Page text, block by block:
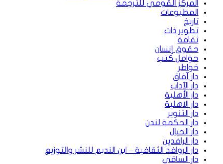
المركز القومي للترجمة
المطبوعات
تاريخ
تطوير ذات
ثقافة
حقوق إنسان
حوامل كتب
خواطر
دار آفاق
دار الآداب
دار الأهلية
دار الاهلية
دار التنوير
دار الحكمة لندن
دار الخيال
دار الرافدين
دار الروافد الثقافية – ابن النديم للنشر والتوزيع
دار الساقي